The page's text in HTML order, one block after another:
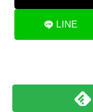
LINE